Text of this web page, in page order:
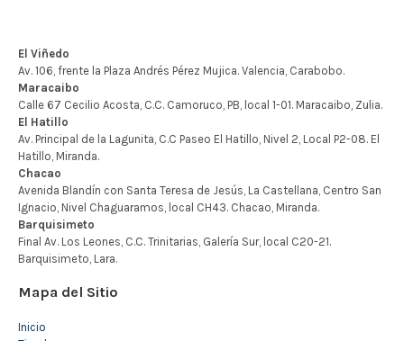
Mapa del Sitio
Inicio